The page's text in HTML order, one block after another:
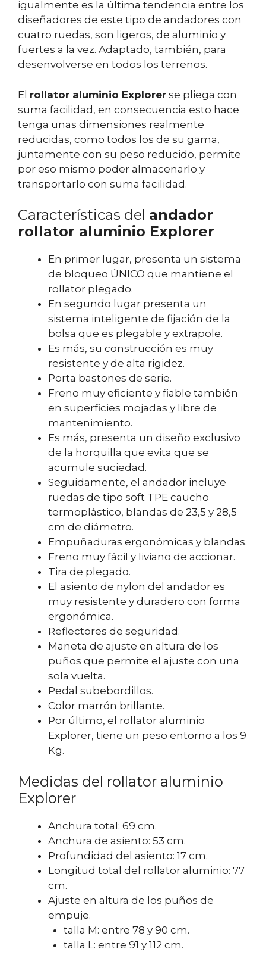
igualmente es la última tendencia entre los
diseñadores de este tipo de andadores con
cuatro ruedas, son ligeros, de aluminio y
fuertes a la vez. Adaptado, también, para
desenvolverse en todos los terrenos.
El rollator aluminio Explorer se pliega con
suma facilidad, en consecuencia esto hace
tenga unas dimensiones realmente
reducidas, como todos los de su gama,
juntamente con su peso reducido, permite
por eso mismo poder almacenarlo y
transportarlo con suma facilidad.
Características del andador
rollator aluminio Explorer
En primer lugar, presenta un sistema
de bloqueo ÚNICO que mantiene el
rollator plegado.
En segundo lugar presenta un
sistema inteligente de fijación de la
bolsa que es plegable y extrapole.
Es más, su construcción es muy
resistente y de alta rigidez.
Porta bastones de serie.
Freno muy eficiente y fiable también
en superficies mojadas y libre de
mantenimiento.
Es más, presenta un diseño exclusivo
de la horquilla que evita que se
acumule suciedad.
Seguidamente, el andador incluye
ruedas de tipo soft TPE caucho
termoplástico, blandas de 23,5 y 28,5
cm de diámetro.
Empuñaduras ergonómicas y blandas.
Freno muy fácil y liviano de accionar.
Tira de plegado.
El asiento de nylon del andador es
muy resistente y duradero con forma
ergonómica.
Reflectores de seguridad.
Maneta de ajuste en altura de los
puños que permite el ajuste con una
sola vuelta.
Pedal subebordillos.
Color marrón brillante.
Por último, el rollator aluminio
Explorer, tiene un peso entorno a los 9
Kg.
Medidas del rollator aluminio
Explorer
Anchura total: 69 cm.
Anchura de asiento: 53 cm.
Profundidad del asiento: 17 cm.
Longitud total del rollator aluminio: 77
cm.
Ajuste en altura de los puños de
empuje.
talla M: entre 78 y 90 cm.
talla L: entre 91 y 112 cm.